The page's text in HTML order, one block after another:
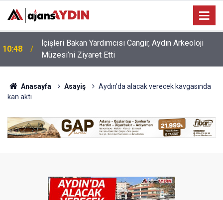
10:12 Aydınlı öğrenciler dikkat! Yarın sona eriyor
Anasayfa Asayiş
Aydın'da alacak verecek kavgasında
kan aktı